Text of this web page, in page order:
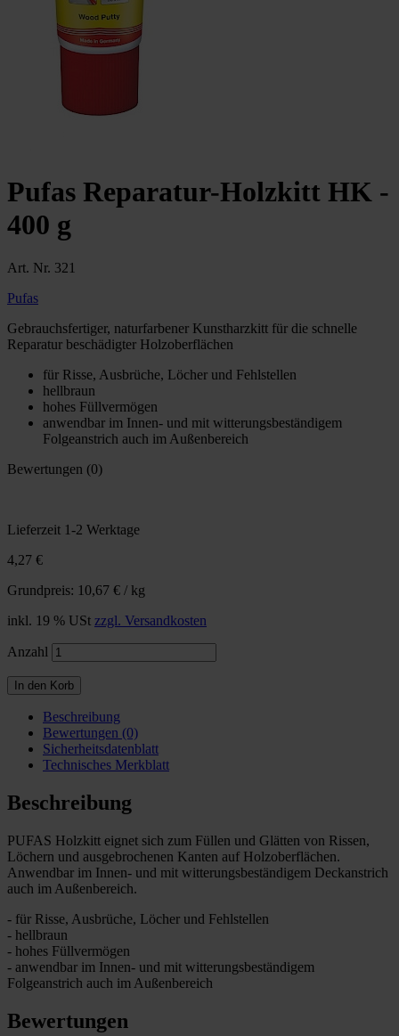
Pufas Reparatur-Holzkitt HK -
400 g
Art. Nr. 321
Pufas
Gebrauchsfertiger, naturfarbener Kunstharzkitt für die schnelle
Reparatur beschädigter Holzoberflächen
für Risse, Ausbrüche, Löcher und Fehlstellen
hellbraun
hohes Füllvermögen
anwendbar im Innen- und mit witterungsbeständigem
Folgeanstrich auch im Außenbereich
Bewertungen (0)
Lieferzeit 1-2 Werktage
4,27 €
Grundpreis: 10,67 € / kg
inkl. 19 % USt zzgl. Versandkosten
Anzahl
In den Korb
Beschreibung
Bewertungen (0)
Sicherheitsdatenblatt
Technisches Merkblatt
Beschreibung
PUFAS Holzkitt eignet sich zum Füllen und Glätten von Rissen,
Löchern und ausgebrochenen Kanten auf Holzoberflächen.
Anwendbar im Innen- und mit witterungsbeständigem Deckanstrich
auch im Außenbereich.
- für Risse, Ausbrüche, Löcher und Fehlstellen
- hellbraun
- hohes Füllvermögen
- anwendbar im Innen- und mit witterungsbeständigem
Folgeanstrich auch im Außenbereich
Bewertungen